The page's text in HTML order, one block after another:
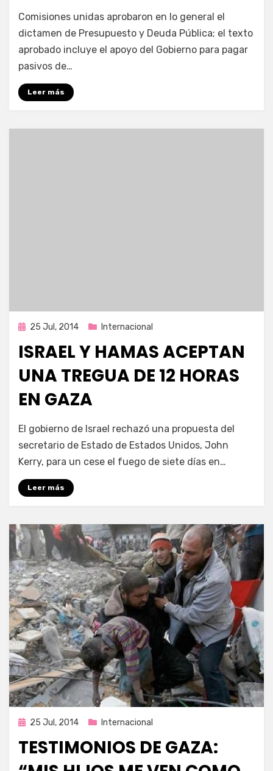
por Enrique
Comisiones unidas aprobaron en lo general el
dictamen de Presupuesto y Deuda Pública; el texto
aprobado incluye el apoyo del Gobierno para pagar
pasivos de…
Leer más
Publicada
25 Jul, 2014 Internacional
ISRAEL Y HAMAS ACEPTAN
UNA TREGUA DE 12 HORAS
EN GAZA
por Enrique
El gobierno de Israel rechazó una propuesta del
secretario de Estado de Estados Unidos, John
Kerry, para un cese el fuego de siete días en…
Leer más
Publicada
25 Jul, 2014 Internacional
TESTIMONIOS DE GAZA: